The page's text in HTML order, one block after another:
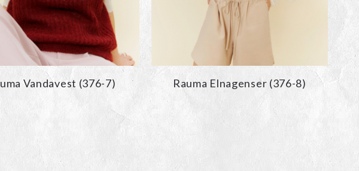
Vandavest (376-7) Rauma Elnagenser (376-8)